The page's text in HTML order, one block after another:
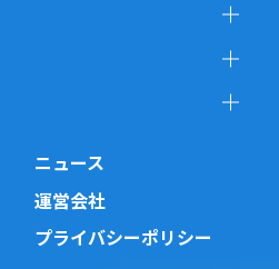
ニュース
運営会社
プライバシーポリシー